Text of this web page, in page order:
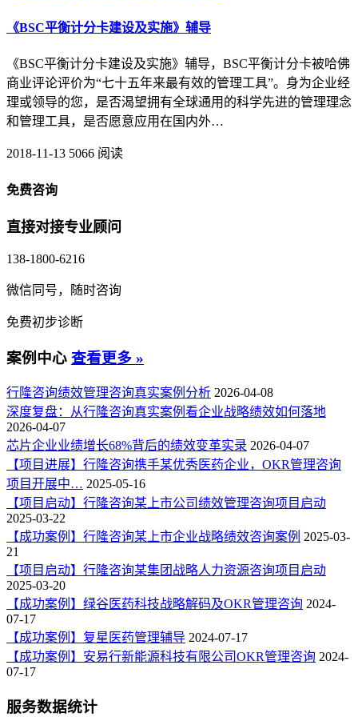
《BSC平衡计分卡建设及实施》辅导
《BSC平衡计分卡建设及实施》辅导，BSC平衡计分卡被哈佛
商业评论评价为“七十五年来最有效的管理工具”。身为企业经
理或领导的您，是否渴望拥有全球通用的科学先进的管理理念
和管理工具，是否愿意应用在国内外…
2018-11-13 5066 阅读
免费咨询
直接对接专业顾问
138-1800-6216
微信同号，随时咨询
免费初步诊断
案例中心 查看更多 »
行隆咨询绩效管理咨询真实案例分析 2026-04-08
深度复盘：从行隆咨询真实案例看企业战略绩效如何落地
2026-04-07
芯片企业业绩增长68%背后的绩效变革实录 2026-04-07
【项目进展】行隆咨询携手某优秀医药企业，OKR管理咨询
项目开展中… 2025-05-16
【项目启动】行隆咨询某上市公司绩效管理咨询项目启动
2025-03-22
【成功案例】行隆咨询某上市企业战略绩效咨询案例 2025-03-
21
【项目启动】行隆咨询某集团战略人力资源咨询项目启动
2025-03-20
【成功案例】绿谷医药科技战略解码及OKR管理咨询 2024-
07-17
【成功案例】复星医药管理辅导 2024-07-17
【成功案例】安易行新能源科技有限公司OKR管理咨询 2024-
07-17
服务数据统计